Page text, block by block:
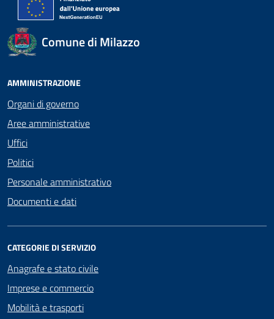
Comune di Milazzo
AMMINISTRAZIONE
Organi di governo
Aree amministrative
Uffici
Politici
Personale amministrativo
Documenti e dati
CATEGORIE DI SERVIZIO
Anagrafe e stato civile
Imprese e commercio
Mobilità e trasporti